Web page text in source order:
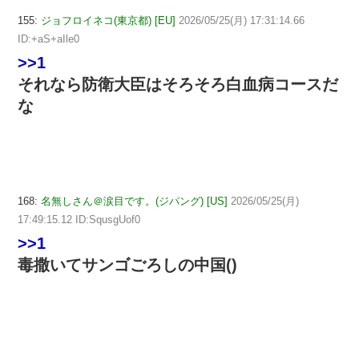
155: ジョフロイネコ(東京都) [EU] 2026/05/25(月) 17:31:14.66
ID:+aS+aIle0
>>1
それなら防衛大臣はそろそろ白血病コースだ
な
168: 名無しさん＠涙目です。(ジパング) [US] 2026/05/25(月)
17:49:15.12 ID:SqusgUof0
>>1
毒撒いてサンゴごろしの中国()